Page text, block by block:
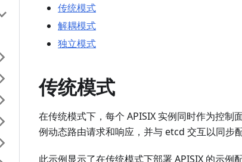
传统模式
解耦模式
独立模式
传统模式
在传统模式下，每个 APISIX 实例同时作为控制
例动态路由请求和响应，并与 etcd 交互以同步配
此示例显示了在传统模式下部署 APISIX 的示例